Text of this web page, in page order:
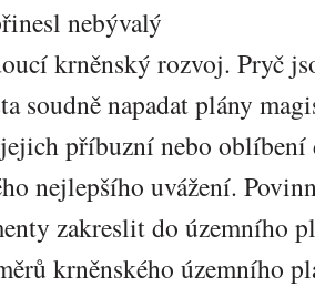
nebývalý
krněnský rozvoj. Pryč
soudně napadat plány
příbuzní nebo oblíbení
nejlepšího uvážení.
zakreslit do územního
krněnského územního